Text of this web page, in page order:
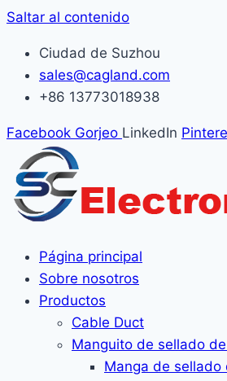
Saltar al contenido
Ciudad de Suzhou
sales@cagland.com
+86 13773018938
Facebook Gorjeo LinkedIn
Página principal
Sobre nosotros
Productos
Cable Duct
Manguito de sellado
Manga de sellado